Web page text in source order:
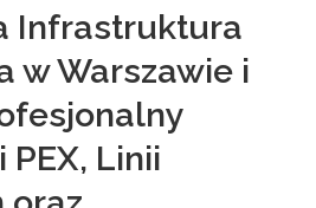
Infrastruktura
w Warszawie i
PEX, Linii